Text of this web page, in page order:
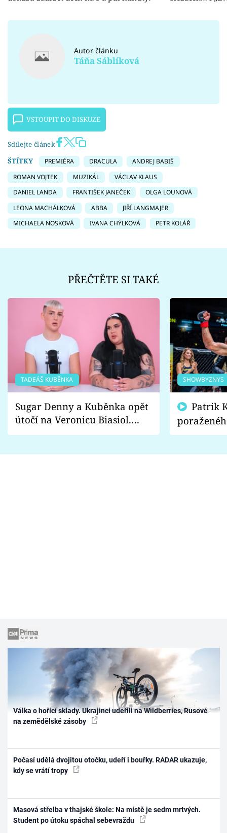
Autor článku
Táňa Sáblíková
VSTOUPIT DO DISKUZE
Sdílejte článek
ŠTÍTKY
PREMIÉRA DRACULA
ANDREJ BABIŠ
ROMAN VOJTEK
MUZIKÁL
VÁCLAV KLAUS
DANIEL LANDA
FRANTIŠEK JANEČEK
OLGA LOUNOVÁ
LEONA MACHÁLKOVÁ
ABBA
JIŘÍ LANGMAJER
MICHAELA NOSKOVÁ
IVANA CHÝLKOVÁ PETR KOLÁŘ
PŘEČTĚTE SI TAKÉ
TADEÁŠ KUBĚNKA
Sugar Denny a Kuběnka opět
útočí na Veronicu Biasiol.
Proč je podle nich falešná a
SHOWBYZNYS
fanoušci
Válka o hořící sklady. Ukrajinci udeřili na Wildberries, Rusové
na zemědělské zásoby
Počasí udělá dvojitou otočku, udeří i bouřky. RADAR ukazuje,
kdy se vrátí tropy
Masová střelba v thajské škole: Na místě je sedm mrtvých.
Student po útoku spáchal sebevraždu